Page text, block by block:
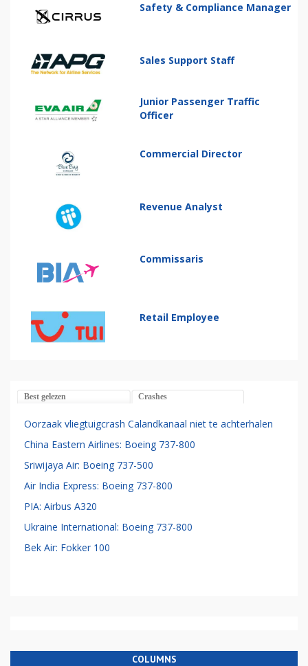
Safety & Compliance Manager
Sales Support Staff
Junior Passenger Traffic
Officer
Commercial Director
Revenue Analyst
Commissaris
Retail Employee
Best gelezen Crashes
Oorzaak vliegtuigcrash Calandkanaal niet te achterhalen
China Eastern Airlines: Boeing 737-800
Sriwijaya Air: Boeing 737-500
Air India Express: Boeing 737-800
PIA: Airbus A320
Ukraine International: Boeing 737-800
Bek Air: Fokker 100
COLUMNS